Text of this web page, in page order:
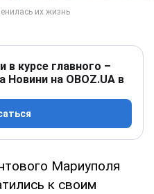
в курсе главного –
Новини на OBOZ.UA в
Мариуполя
к своим